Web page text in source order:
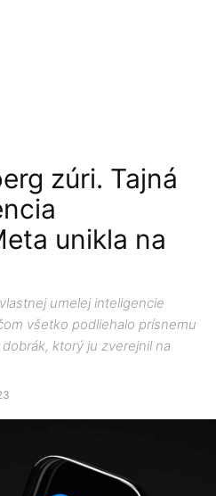
zúri. Tajná
unikla na
umelej inteligencie
všetko podliehalo prísnemu
ktorý ju zverejnil na